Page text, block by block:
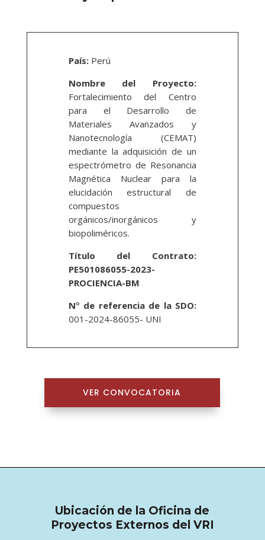
País: Perú
Nombre del Proyecto:
Fortalecimiento del Centro
para el Desarrollo de
Materiales Avanzados y
Nanotecnología (CEMAT)
mediante la adquisición de un
espectrómetro de Resonancia
Magnética Nuclear para la
elucidación estructural de
compuestos
orgánicos/inorgánicos y
biopoliméricos.
Título del Contrato:
PE501086055-2023-
PROCIENCIA-BM
N° de referencia de la SDO:
001-2024-86055- UNI
VER CONVOCATORIA
Ubicación de la Oficina de
Proyectos Externos del VRI